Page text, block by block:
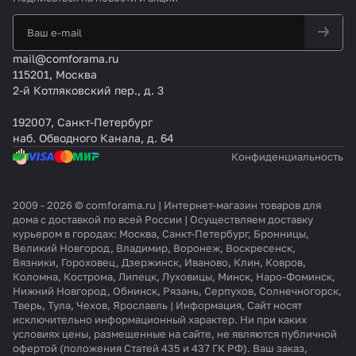
mail@comforama.ru
115201, Москва
2-й Котляковский пер., д. 3
192007, Санкт-Петербург
наб. Обводного Канала, д. 64
Конфиденциальность
2009 - 2026 © comforama.ru | Интернет-магазин товаров для
дома с доставкой по всей России | Осуществляем доставку
курьером в городах: Москва, Санкт-Петербург, Бронницы,
Великий Новгород, Владимир, Воронеж, Воскресенск,
Вязники, Гороховец, Дзержинск, Иваново, Клин, Ковров,
Коломна, Кострома, Липецк, Луховицы, Минск, Наро-Фоминск,
Нижний Новгород, Обнинск, Рязань, Серпухов, Солнечногорск,
Тверь, Тула, Чехов, Ярославль | Информация, Сайт носят
исключительно информационный характер. Ни при каких
условиях цены, размещенные на сайте, не являются публичной
офертой (положения Статей 435 и 437 ГК РФ). Ваш заказ,